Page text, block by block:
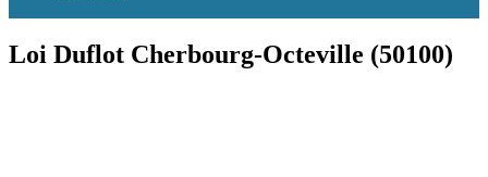
Loi Duflot Cherbourg-Octeville (50100)